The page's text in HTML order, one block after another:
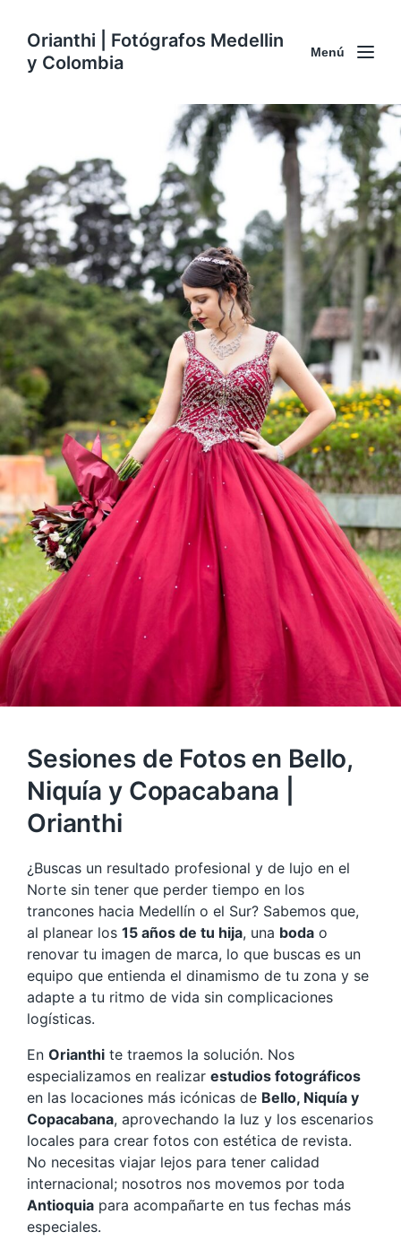
Orianthi | Fotógrafos Medellin
y Colombia
Menú
Sesiones de Fotos en Bello,
Niquía y Copacabana |
Orianthi
¿Buscas un resultado profesional y de lujo en el
Norte sin tener que perder tiempo en los
trancones hacia Medellín o el Sur? Sabemos que,
al planear los 15 años de tu hija, una boda o
renovar tu imagen de marca, lo que buscas es un
equipo que entienda el dinamismo de tu zona y se
adapte a tu ritmo de vida sin complicaciones
logísticas.
En Orianthi te traemos la solución. Nos
especializamos en realizar estudios fotográficos
en las locaciones más icónicas de Bello, Niquía y
Copacabana, aprovechando la luz y los escenarios
locales para crear fotos con estética de revista.
No necesitas viajar lejos para tener calidad
internacional; nosotros nos movemos por toda
Antioquia para acompañarte en tus fechas más
especiales.